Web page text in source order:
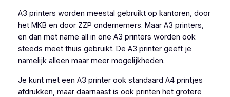
A3 printers worden meestal gebruikt op kantoren, door
het MKB en door ZZP ondernemers. Maar A3 printers,
en dan met name all in one A3 printers worden ook
steeds meet thuis gebruikt. De A3 printer geeft je
namelijk alleen maar meer mogelijkheden.
Je kunt met een A3 printer ook standaard A4 printjes
afdrukken, maar daarnaast is ook printen het grotere